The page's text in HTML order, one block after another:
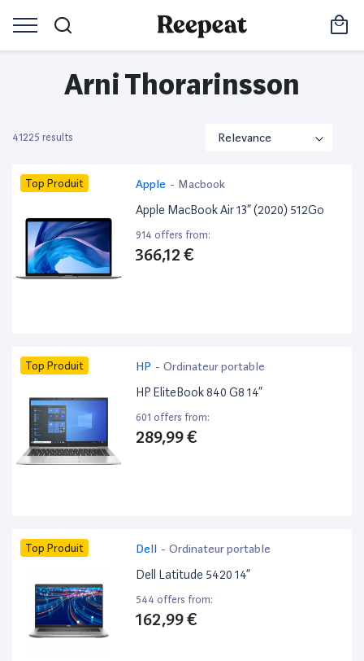
Arni Thorarinsson
41225 results
Top Produit Apple - Macbook
Apple MacBook Air 13” (2020) 512Go
914 offers from:
366,12 €
Top Produit HP - Ordinateur portable
HP EliteBook 840 G8 14”
601 offers from:
289,99 €
Top Produit Dell - Ordinateur portable
Dell Latitude 5420 14”
544 offers from:
162,99 €